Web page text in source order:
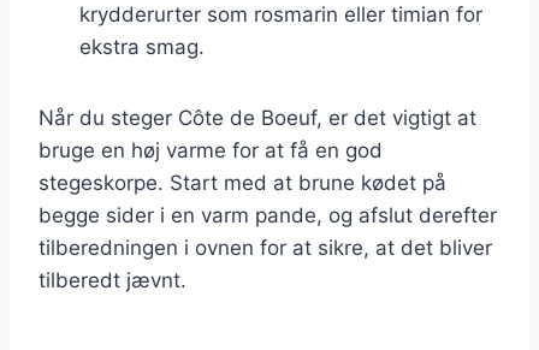
krydderurter som rosmarin eller timian for
ekstra smag.
Når du steger Côte de Boeuf, er det vigtigt at
bruge en høj varme for at få en god
stegeskorpe. Start med at brune kødet på
begge sider i en varm pande, og afslut derefter
tilberedningen i ovnen for at sikre, at det bliver
tilberedt jævnt.